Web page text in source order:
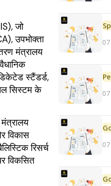
जो
उपभोक्ता
मंत्रालय
स्टैंडर्ड,
सिस्टम के
विकास
रिसर्च
विकसित